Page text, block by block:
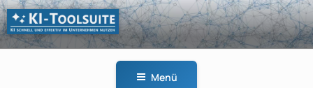
Zum
Inhalt
springen
KI-
Menü